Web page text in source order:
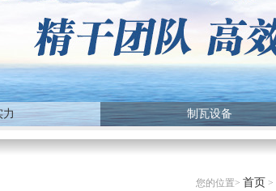
力 制瓦设备
您的位置> 首页 >